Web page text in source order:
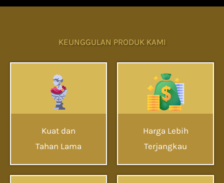
KEUNGGULAN PRODUK KAMI
Kuat dan
Tahan Lama
Harga Lebih
Terjangkau